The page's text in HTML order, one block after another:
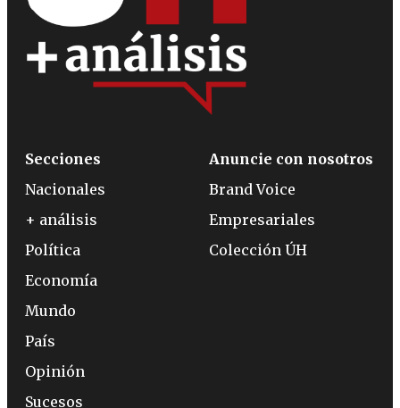
Secciones
Nacionales
+ análisis
Política
Economía
Mundo
País
Opinión
Sucesos
Anuncie con nosotros
Brand Voice
Empresariales
Colección ÚH